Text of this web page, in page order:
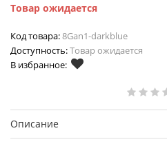
Товар ожидается
Код товара:8Gan1-darkblue
Доступность:Товар ожидается
В избранное:
Описание